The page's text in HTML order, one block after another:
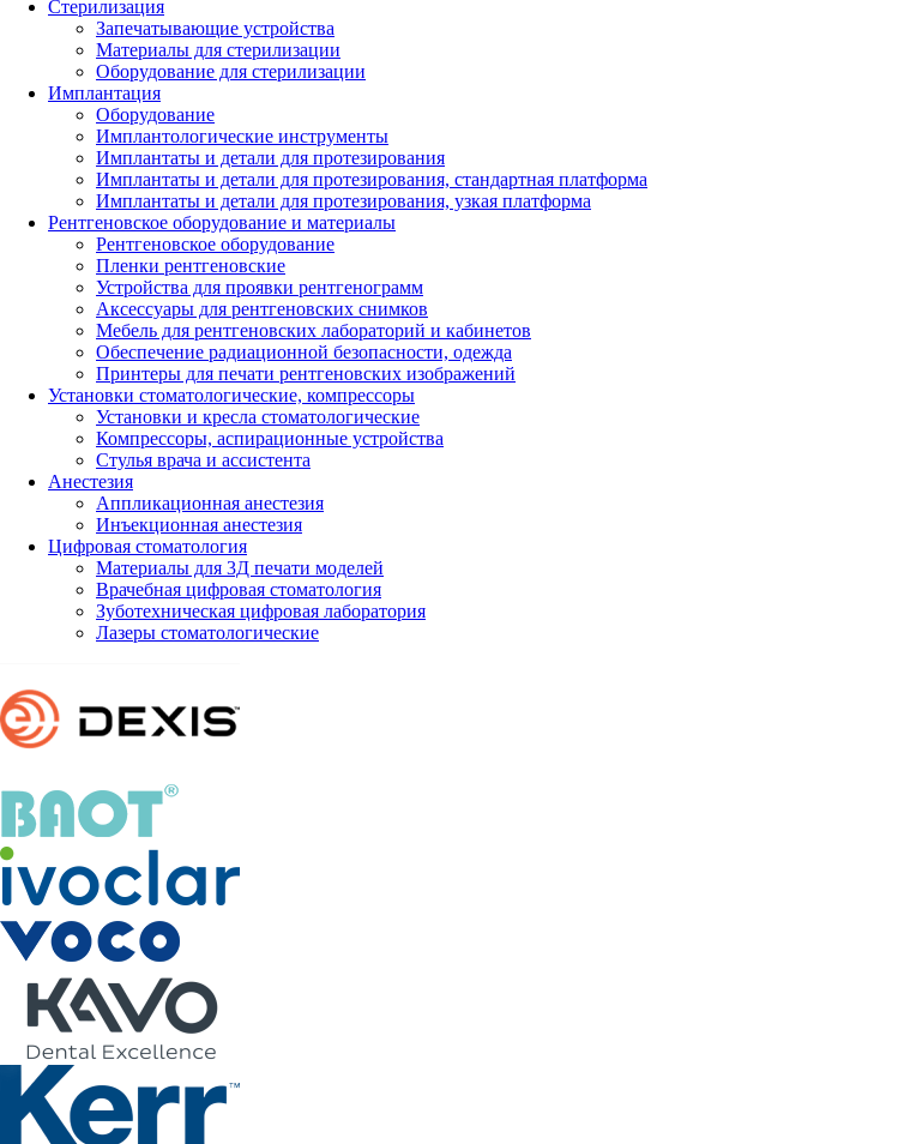
Стерилизация
Запечатывающие устройства
Материалы для стерилизации
Оборудование для стерилизации
Имплантация
Оборудование
Имплантологические инструменты
Имплантаты и детали для протезирования
Имплантаты и детали для протезирования, стандартная платформа
Имплантаты и детали для протезирования, узкая платформа
Рентгеновское оборудование и материалы
Рентгеновское оборудование
Пленки рентгеновские
Устройства для проявки рентгенограмм
Аксессуары для рентгеновских снимков
Мебель для рентгеновских лабораторий и кабинетов
Обеспечение радиационной безопасности, одежда
Принтеры для печати рентгеновских изображений
Установки стоматологические, компрессоры
Установки и кресла стоматологические
Компрессоры, аспирационные устройства
Стулья врача и ассистента
Анестезия
Аппликационная анестезия
Инъекционная анестезия
Цифровая стоматология
Материалы для 3Д печати моделей
Врачебная цифровая стоматология
Зуботехническая цифровая лаборатория
Лазеры стоматологические